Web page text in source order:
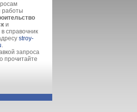
работы
и
справочник
stroy-
.
запроса
прочитайте